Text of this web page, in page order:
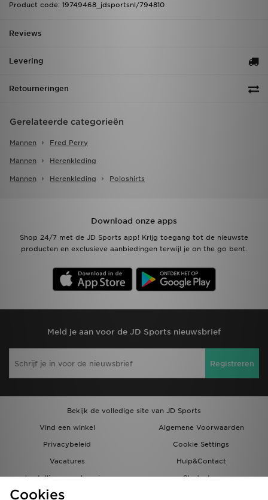
Product code: 19749468_jdsportsnl/794810
Reviews
Levering
Retourneringen
Gerelateerde categorieën
Mannen Fred Perry
Mannen Herenkleding
Mannen Herenkleding Poloshirts
Download onze apps
Shop 24/7 met de JD Sports app! Krijg toegang tot de nieuwste
producten en exclusieve aanbiedingen terwijl je on the go bent.
Meld je aan voor de JD Sports nieuwsbrief
Registreren
Bekijk de volledige site van JD Sports
Vind een winkel
Algemene Voorwaarden
Privacybeleid
Cookie Settings
Vacatures
Hulp&Contact
bestellingen en levering
Studenten
Partnerprogramma
Cookies